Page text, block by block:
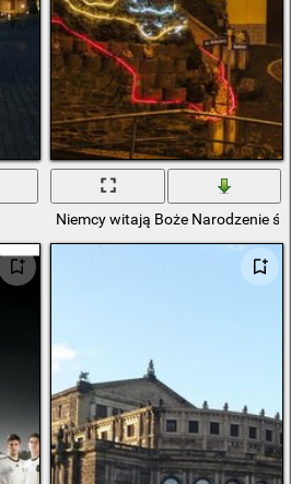
Niemcy witają Boże Narodzenie